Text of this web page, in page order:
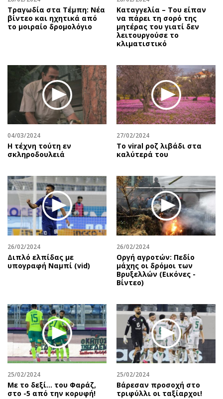
Τραγωδία στα Τέμπη: Νέα
βίντεο και ηχητικά από
το μοιραίο δρομολόγιο
Καταγγελία – Του είπαν
να πάρει τη σορό της
μητέρας του γιατί δεν
λειτουργούσε το
κλιματιστικό
04/03/2024
Η τέχνη τούτη εν
σκληροδουλειά
27/02/2024
Το viral ροζ λιβάδι στα
καλύτερά του
26/02/2024
Διπλό ελπίδας με
υπογραφή Ναμπί (vid)
26/02/2024
Οργή αγροτών: Πεδίο
μάχης οι δρόμοι των
Βρυξελλών (Εικόνες -
Βίντεο)
25/02/2024
Με το δεξί… του Φαράζ,
στο -5 από την κορυφή!
25/02/2024
Βάρεσαν προσοχή στο
τριφύλλι οι ταξίαρχοι!